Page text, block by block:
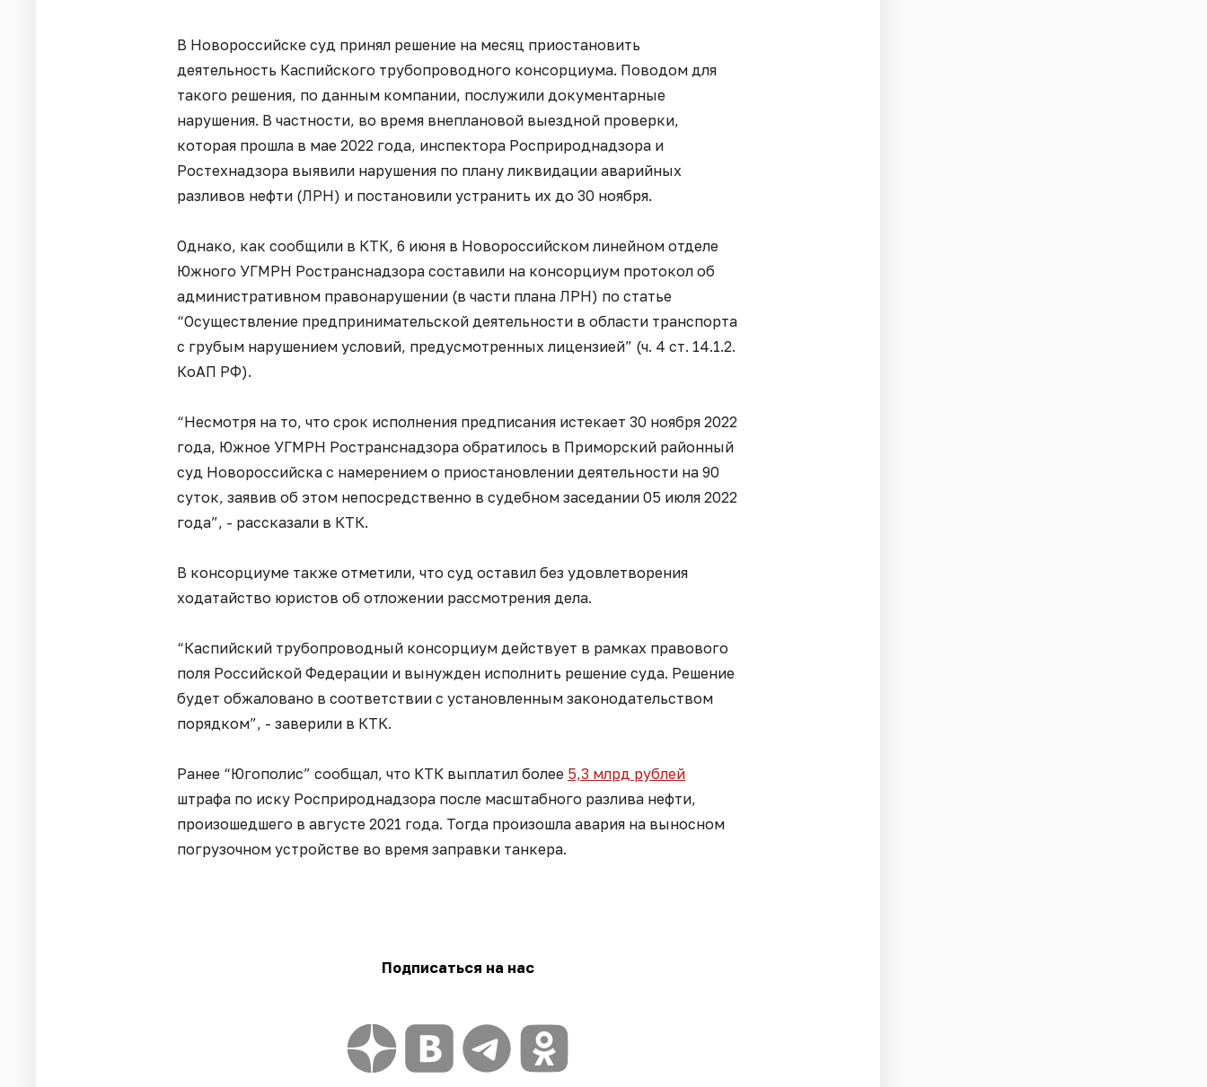
В Новороссийске суд принял решение на месяц приостановить
деятельность Каспийского трубопроводного консорциума. Поводом для
такого решения, по данным компании, послужили документарные
нарушения. В частности, во время внеплановой выездной проверки,
которая прошла в мае 2022 года, инспектора Росприроднадзора и
Ростехнадзора выявили нарушения по плану ликвидации аварийных
разливов нефти (ЛРН) и постановили устранить их до 30 ноября.
Однако, как сообщили в КТК, 6 июня в Новороссийском линейном отделе
Южного УГМРН Ространснадзора составили на консорциум протокол об
административном правонарушении (в части плана ЛРН) по статье
“Осуществление предпринимательской деятельности в области транспорта
с грубым нарушением условий, предусмотренных лицензией” (ч. 4 ст. 14.1.2.
КоАП РФ).
“Несмотря на то, что срок исполнения предписания истекает 30 ноября 2022
года, Южное УГМРН Ространснадзора обратилось в Приморский районный
суд Новороссийска с намерением о приостановлении деятельности на 90
суток, заявив об этом непосредственно в судебном заседании 05 июля 2022
года”, - рассказали в КТК.
В консорциуме также отметили, что суд оставил без удовлетворения
ходатайство юристов об отложении рассмотрения дела.
“Каспийский трубопроводный консорциум действует в рамках правового
поля Российской Федерации и вынужден исполнить решение суда. Решение
будет обжаловано в соответствии с установленным законодательством
порядком”, - заверили в КТК.
Ранее “Югополис” сообщал, что КТК выплатил более 5,3 млрд рублей
штрафа по иску Росприроднадзора после масштабного разлива нефти,
произошедшего в августе 2021 года. Тогда произошла авария на выносном
погрузочном устройстве во время заправки танкера.
Подписаться на нас